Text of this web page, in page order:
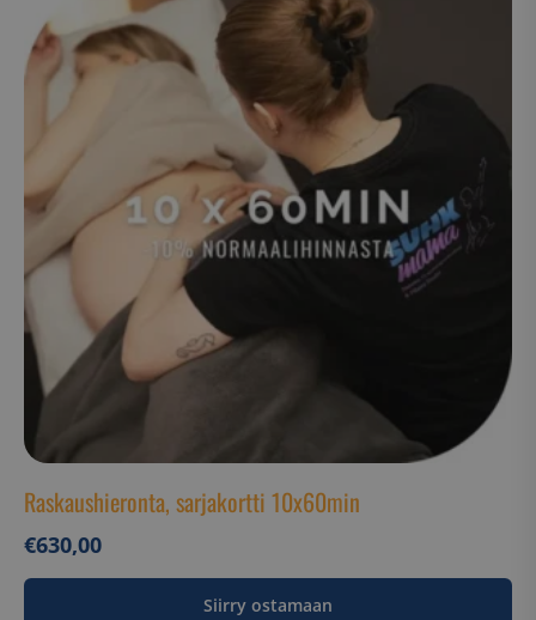
Raskaushieronta, sarjakortti 10x60min
€630,00
Siirry ostamaan